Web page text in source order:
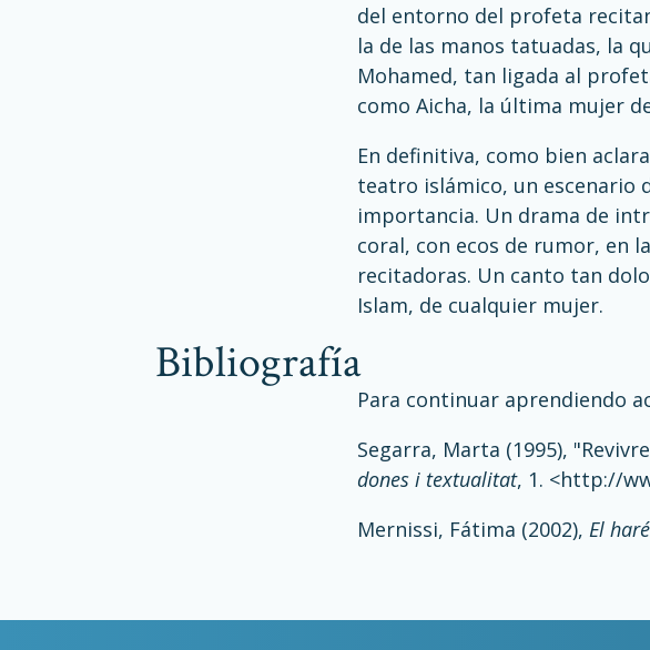
del entorno del profeta
la de las manos tatuadas, la
Mohamed, tan ligada al
como Aicha, la última mujer
En definitiva, como bien
teatro islámico, un escenario
importancia. Un drama de
coral, con ecos de rumor, en
recitadoras. Un canto tan
Islam, de cualquier mujer.
bibliografía
Para continuar aprendiendo
Segarra, Marta (1995),
dones i textualitat, 1. <http://
Mernissi, Fátima (2002), El